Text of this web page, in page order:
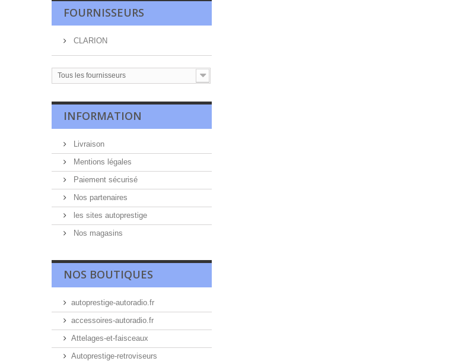
FOURNISSEURS
CLARION
Tous les fournisseurs
INFORMATION
Livraison
Mentions légales
Paiement sécurisé
Nos partenaires
les sites autoprestige
Nos magasins
NOS BOUTIQUES
autoprestige-autoradio.fr
accessoires-autoradio.fr
Attelages-et-faisceaux
Autoprestige-retroviseurs